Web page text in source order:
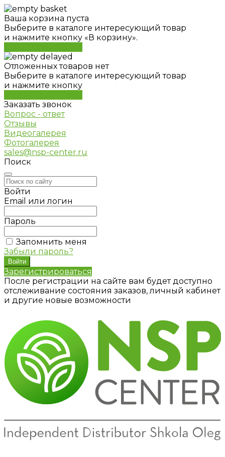
Ваша корзина пуста
Выберите в каталоге интересующий товар
и нажмите кнопку «В корзину».
Отложенных товаров нет
Выберите в каталоге интересующий товар
и нажмите кнопку
Заказать звонок
Вопрос - ответ
Отзывы
Видеогалерея
Фотогалерея
sales@nsp-center.ru
Поиск
Войти
Email или логин
Пароль
Запомнить меня
Забыли пароль?
Зарегистрироваться
После регистрации на сайте вам будет доступно
отслеживание состояния заказов, личный кабинет
и другие новые возможности